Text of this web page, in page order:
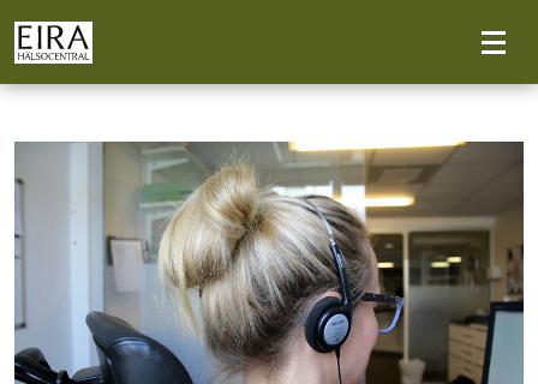
Tillgänglighetsmeny